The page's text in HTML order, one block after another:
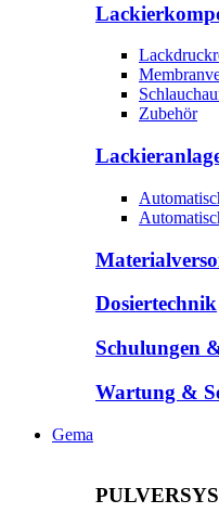
Zubehör
Dosiertechnik
Schulungen
Wartung &
Gema